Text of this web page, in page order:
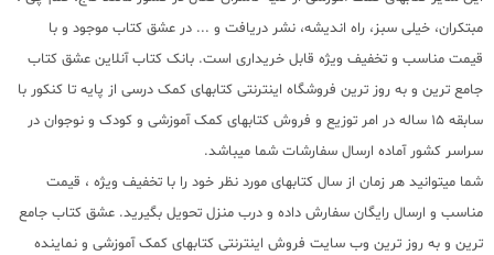
مبتکران، خیلی سبز، راه اندیشه، نشر دریافت و ... در عشق کتاب موجود و با
قیمت مناسب و تخفیف ویژه قابل خریداری است. بانک کتاب آنلاین عشق کتاب
جامع ترین و به روز ترین فروشگاه اینترنتی کتابهای کمک درسی از پایه تا کنکور با
سابقه 15 ساله در امر توزیع و فروش کتابهای کمک آموزشی و کودک و نوجوان در
سراسر کشور آماده ارسال سفارشات شما میباشد.
شما میتوانید هر زمان از سال کتابهای مورد نظر خود را با تخفیف ویژه ، قیمت
مناسب و ارسال رایگان سفارش داده و درب منزل تحویل بگیرید. عشق کتاب جامع
ترین و به روز ترین وب سایت فروش اینترنتی کتابهای کمک آموزشی و نماینده